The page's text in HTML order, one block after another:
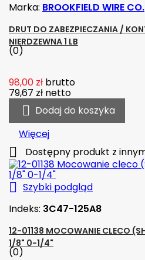
Marka: BROOKFIELD WIRE CO.
DRUT DO ZABEZPIECZANIA /
NIERDZEWNA 1 LB
(0)
98,00 zł brutto
79,67 zł netto
 Dodaj do koszyka
Więcej
 Dostępny produkt z
 Szybki podgląd
Indeks: 3C47-125A8
12-01138 MOCOWANIE CLECO
1/8" 0-1/4"
(0)